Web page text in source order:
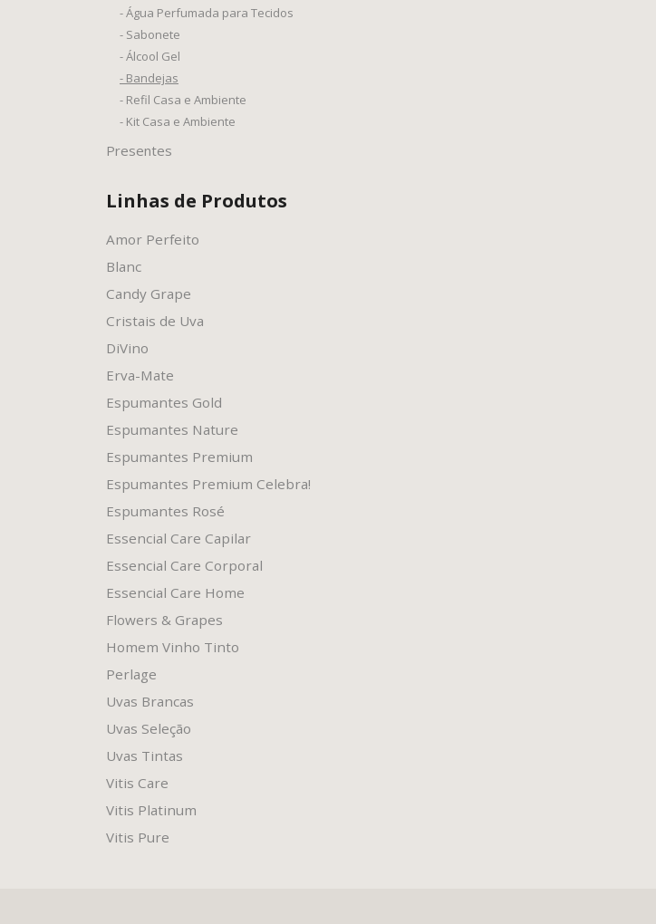
- Água Perfumada para Tecidos
- Sabonete
- Álcool Gel
- Bandejas
- Refil Casa e Ambiente
- Kit Casa e Ambiente
Presentes
Linhas de Produtos
Amor Perfeito
Blanc
Candy Grape
Cristais de Uva
DiVino
Erva-Mate
Espumantes Gold
Espumantes Nature
Espumantes Premium
Espumantes Premium Celebra!
Espumantes Rosé
Essencial Care Capilar
Essencial Care Corporal
Essencial Care Home
Flowers & Grapes
Homem Vinho Tinto
Perlage
Uvas Brancas
Uvas Seleção
Uvas Tintas
Vitis Care
Vitis Platinum
Vitis Pure